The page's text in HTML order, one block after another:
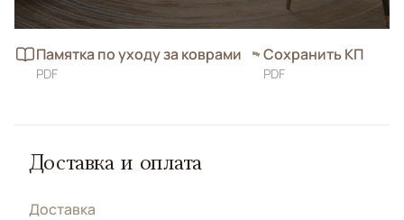
Памятка по уходу за коврами
PDF
Сохранить КП
PDF
Доставка и оплата
Доставка